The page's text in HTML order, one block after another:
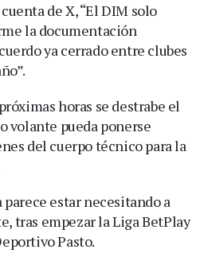
de X, “El DIM solo
la documentación
ya cerrado entre clubes
horas se destrabe el
volante pueda ponerse
del cuerpo técnico para la
estar necesitando a
tras empezar la Liga BetPlay
Pasto.